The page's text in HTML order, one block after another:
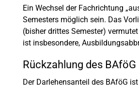
Ein Wechsel der Fachrichtung
Semesters möglich sein. Das
(bisher drittes Semester)
ist insbesondere,
Rückzahlung des BAföG
Der Darlehensanteil des BAföG